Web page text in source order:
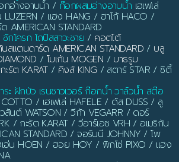
อ่างอาบน้ำ / ก๊อกผสมอ่างอาบน้ำ เฮเฟเล่
LUZERN / แฮง HANG / ฮาโก้ HACO /
AMERICAN STANDARD
โครก โถปัสสาวะชาย / คอตโต้
นสแตนดาร์ด AMERICAN STANDARD / บลู
/ โมเก้น MOGEN / บาธรูม
กะรัต KARAT/ คิงส์ KING / สตาร์ STAR / ซิตี้
ะ ฝักบัว เรนชาวเวอร์ ก๊อกน้ำ วาล์วน้ำ สต๊อ
/ เฮเฟเล่ HAFELE / ดัส DUSS / ลู
สันต์ WATSON / วีก้า VEGARR / ดอร์
/ กะรัต KARAT / วีอาร์เอช VRH / อเมริกัน
STANDARD / จอร์นนี JOHNNY / โพ
เอ่น HOEN / ฮอย HOY / พิกโซ่ PIXO / แฮง